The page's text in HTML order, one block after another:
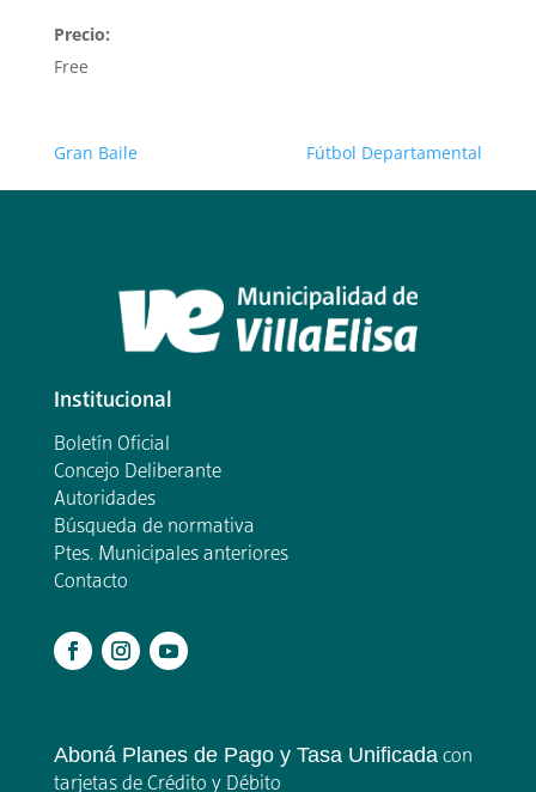
Precio:
Free
Gran Baile Fútbol Departamental
Institucional
Boletín Oficial
Concejo Deliberante
Autoridades
Búsqueda de normativa
Ptes. Municipales anteriores
Contacto
Aboná Planes de Pago y Tasa Unificadacon
tarjetas de Crédito y Débito